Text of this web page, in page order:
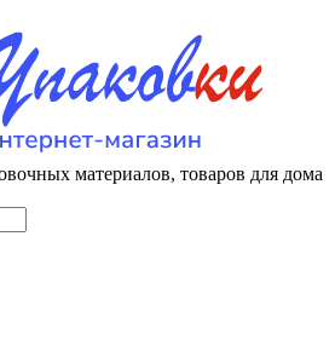
материалов, товаров для дома